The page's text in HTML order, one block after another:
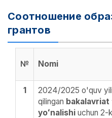
Соотношение
грантов
№ Nomi
1
2024/2025 o'quv
qilingan bakalavriat
yoʻnalishi uchun 2-